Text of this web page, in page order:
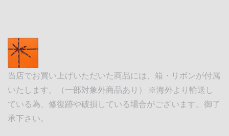
当店でお買い上げいただいた商品には、箱・リボンが付属
いたします。（一部対象外商品あり） ※海外より輸送し
ている為、修復跡や破損している場合がございます。御了
承下さい。